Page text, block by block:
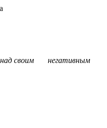
над своим негативным